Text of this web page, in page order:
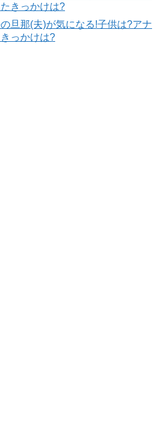
きっかけは?
旦那(夫)が気になる!子供は?アナ
っかけは?